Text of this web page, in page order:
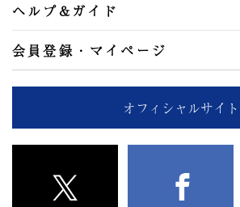
ヘルプ&ガイド
会員登録・マイページ
オフィシャルサイト